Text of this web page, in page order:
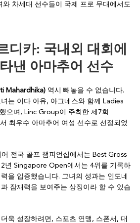
와 차세대 선수들이 국제 프로 무대에서도
디카: 국내외 대회에
낸 아마추어 선수
Mahardhika) 역시 빼놓을 수 없습니다.
는 이다 아유, 아그네스와 함께 Ladies
으며, Linc Group이 주최한 제7회
최우수 아마추어 여성 선수로 선정되었
전국 골프 챔피언십에서는 Best Gross
년 Singapore Open에서는 4위를 기록하
을 입증했습니다. 그녀의 성과는 인도네
잠재력을 보여주는 상징이라 할 수 있습
욱 성장하려면, 스포츠 연맹, 스폰서, 대